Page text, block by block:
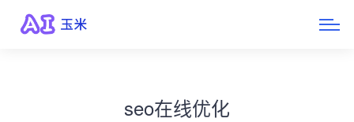
seo在线优化